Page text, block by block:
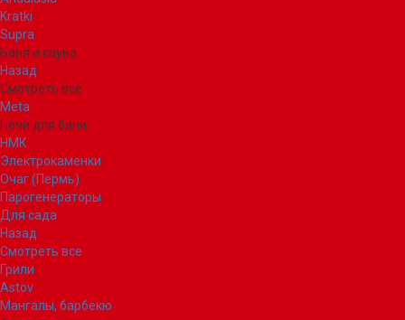
Kratki
Supra
Баня и сауна
Назад
Смотреть все
Meta
Печи для бани
НМК
Электрокаменки
Очаг (Пермь)
Парогенераторы
Для сада
Назад
Смотреть все
Грили
Astov
Мангалы, барбекю